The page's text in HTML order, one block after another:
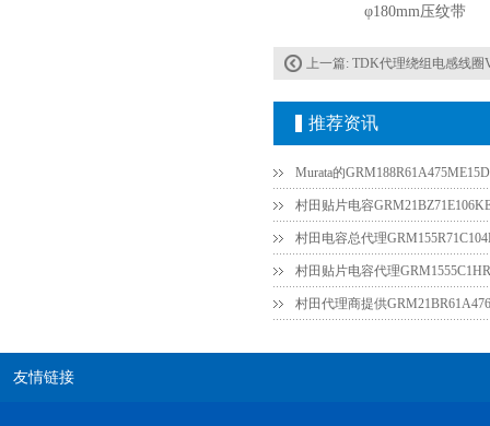
φ180mm压纹带
上一篇: TDK代理绕组电感线圈
推荐资讯
Murata的
村田贴片电容
村田电容总代理
村田贴片电容代理
友情链接